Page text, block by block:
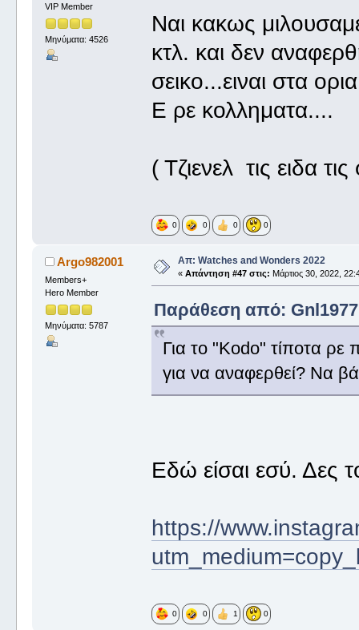
VIP Member
Μηνύματα: 4526
Ναι κακως
κτλ. και δεν
σεικο...ειναι στα
Ε ρε κολληματα....
( Τζιενελ τις ειδα
0 0 0 0
Argo982001
Members+
Hero Member
Μηνύματα: 5787
Απ: Watches and Wonders 2022
« Απάντηση #47 στις: Μάρτιος 30, 2022,
Παράθεση από: Gnl1977
Για το "Kodo" τίποτα ρε
για να αναφερθεί? Να
Εδώ είσαι εσύ. Δες
https://
0 0 1 0